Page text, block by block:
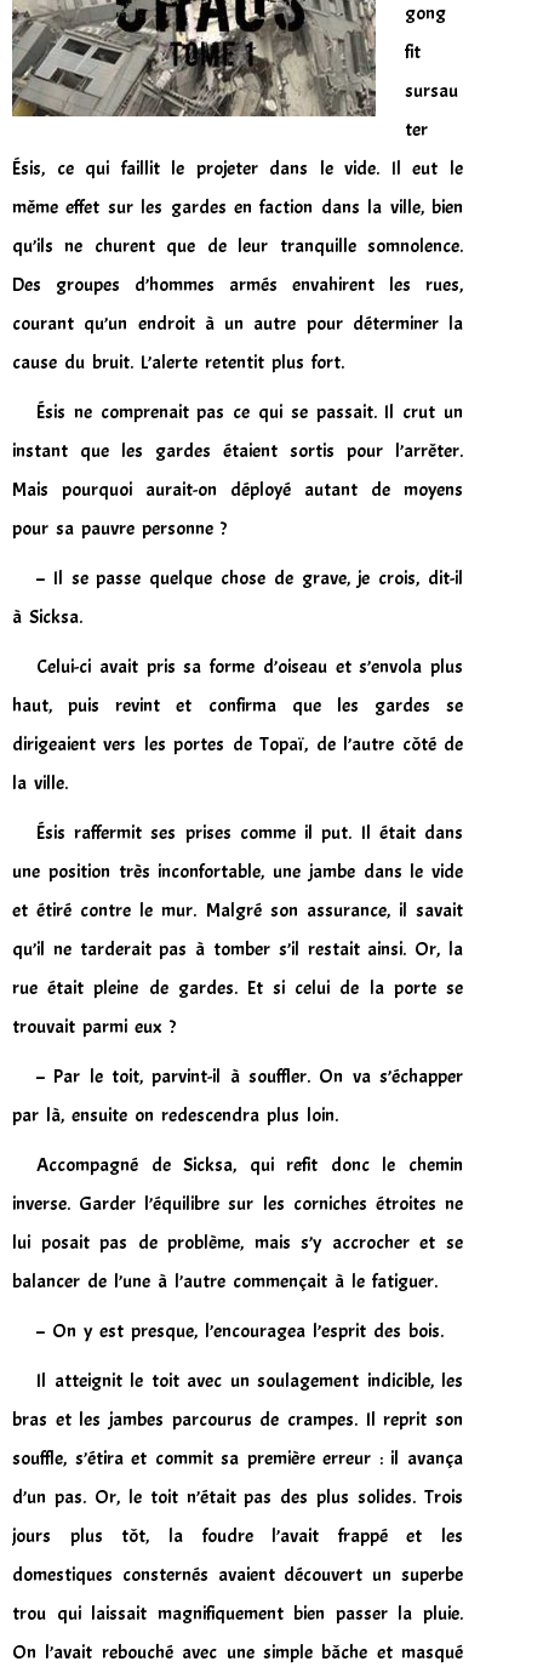
gong
fit
sursau
ter
Ésis, ce qui faillit le projeter dans le vide. Il eut le
même effet sur les gardes en faction dans la ville, bien
qu’ils ne churent que de leur tranquille somnolence.
Des groupes d’hommes armés envahirent les rues,
courant qu’un endroit à un autre pour déterminer la
cause du bruit. L’alerte retentit plus fort.
Ésis ne comprenait pas ce qui se passait. Il crut un
instant que les gardes étaient sortis pour l’arrêter.
Mais pourquoi aurait-on déployé autant de moyens
pour sa pauvre personne ?
– Il se passe quelque chose de grave, je crois, dit-il
à Sicksa.
Celui-ci avait pris sa forme d’oiseau et s’envola plus
haut, puis revint et confirma que les gardes se
dirigeaient vers les portes de Topaï, de l’autre côté de
la ville.
Ésis raffermit ses prises comme il put. Il était dans
une position très inconfortable, une jambe dans le vide
et étiré contre le mur. Malgré son assurance, il savait
qu’il ne tarderait pas à tomber s’il restait ainsi. Or, la
rue était pleine de gardes. Et si celui de la porte se
trouvait parmi eux ?
– Par le toit, parvint-il à souffler. On va s’échapper
par là, ensuite on redescendra plus loin.
Accompagné de Sicksa, qui refit donc le chemin
inverse. Garder l’équilibre sur les corniches étroites ne
lui posait pas de problème, mais s’y accrocher et se
balancer de l’une à l’autre commençait à le fatiguer.
– On y est presque, l’encouragea l’esprit des bois.
Il atteignit le toit avec un soulagement indicible, les
bras et les jambes parcourus de crampes. Il reprit son
souffle, s’étira et commit sa première erreur : il avança
d’un pas. Or, le toit n’était pas des plus solides. Trois
jours plus tôt, la foudre l’avait frappé et les
domestiques consternés avaient découvert un superbe
trou qui laissait magnifiquement bien passer la pluie.
On l’avait rebouché avec une simple bâche et masqué